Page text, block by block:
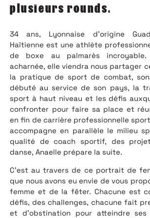
plusieurs rounds.
34 ans, Lyonnaise d’origine
Haïtienne est une athlète
de boxe au palmarès
acharnée, elle viendra nous partager
la pratique de sport de combat,
débuté au service de son pays, la
sport à haut niveau et les défis
confronter pour faire sa place et
en fin de carrière professionnelle
accompagne en parallèle le milieu
qualité de coach sportif, des
danse, Anaelle prépare la suite.
C’est au travers de ce portrait de
que nous avons eu envie de vous
femme et de la fêter. Chacune est
défis, des challenges, chacune fait
et d’obstination pour atteindre ses